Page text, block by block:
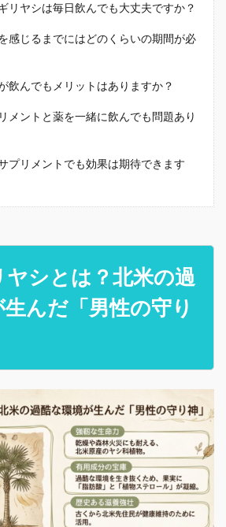
リヤシは毎日飲んでも大丈夫ですか？
感じるまでにはどのくらいの期間が必
飲んでもメリットはありますか？
メントと薬を一緒に飲んでも問題あり
プリメントでも効果は期待できます
ヤシとは？北米の過
んだ「男性の守り